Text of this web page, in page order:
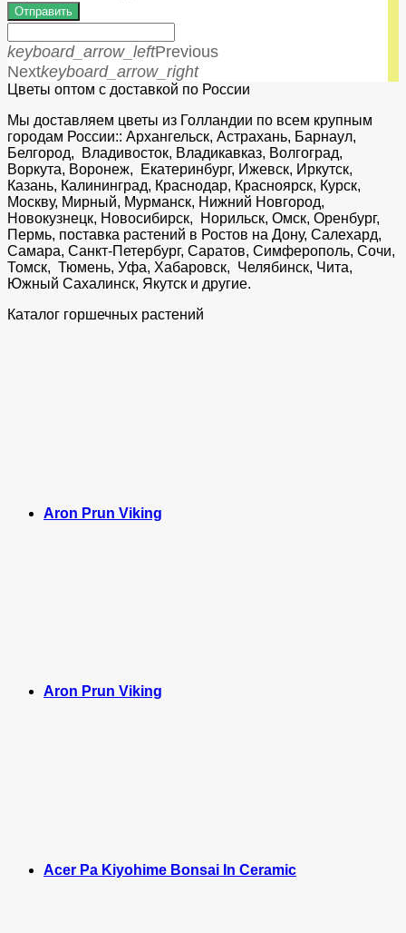
Отправить
keyboard_arrow_leftPrevious
Nextkeyboard_arrow_right
Цветы оптом с доставкой по России
Мы доставляем цветы из Голландии по всем крупным
городам России:: Архангельск, Астрахань, Барнаул,
Белгород, Владивосток, Владикавказ, Волгоград,
Воркута, Воронеж, Екатеринбург, Ижевск, Иркутск,
Казань, Калининград, Краснодар, Красноярск, Курск,
Москву, Мирный, Мурманск, Нижний Новгород,
Новокузнецк, Новосибирск, Норильск, Омск, Оренбург,
Пермь, поставка растений в Ростов на Дону, Салехард,
Самара, Санкт-Петербург, Саратов, Симферополь, Сочи,
Томск, Тюмень, Уфа, Хабаровск, Челябинск, Чита,
Южный Сахалинск, Якутск и другие.
Каталог горшечных растений
Aron Prun Viking
Aron Prun Viking
Acer Pa Kiyohime Bonsai In Ceramic